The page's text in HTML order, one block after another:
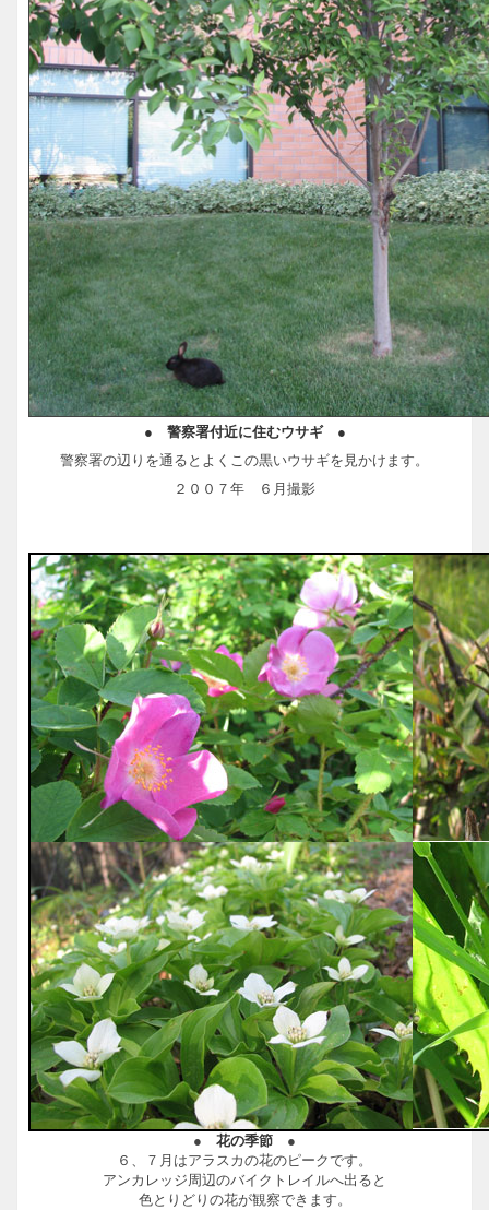
● 警察署付近に住むウサギ ●
警察署の辺りを通るとよくこの黒いウサギを見かけます。
２００７年 ６月撮影
● 花の季節 ●
６、７月はアラスカの花のピークです。
アンカレッジ周辺のバイクトレイルへ出ると
色とりどりの花が観察できます。